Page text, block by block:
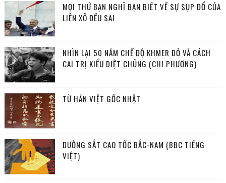
MỌI THỨ BẠN NGHĨ BẠN BIẾT VỀ SỰ SỤP ĐỔ CỦA
LIÊN XÔ ĐỀU SAI
NHÌN LẠI 50 NĂM CHẾ ĐỘ KHMER ĐỎ VÀ CÁCH
CAI TRỊ KIỂU DIỆT CHỦNG (CHI PHƯƠNG)
TỪ HÁN VIỆT GỐC NHẬT
ĐƯỜNG SẮT CAO TỐC BẮC-NAM (BBC TIẾNG
VIỆT)